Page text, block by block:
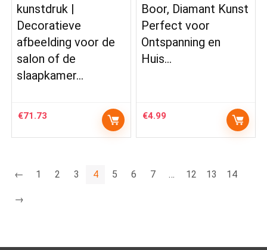
kunstdruk |
Decoratieve
afbeelding voor de
salon of de
slaapkamer…
€71.73
Boor, Diamant Kunst
Perfect voor
Ontspanning en
Huis…
€4.99
← 1 2 3 4 5 6 7 … 12 13 14
→